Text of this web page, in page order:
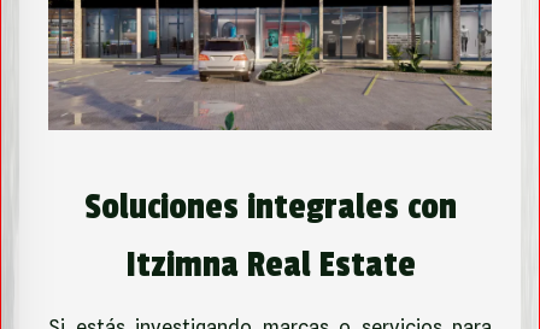
Soluciones integrales con
Itzimna Real Estate